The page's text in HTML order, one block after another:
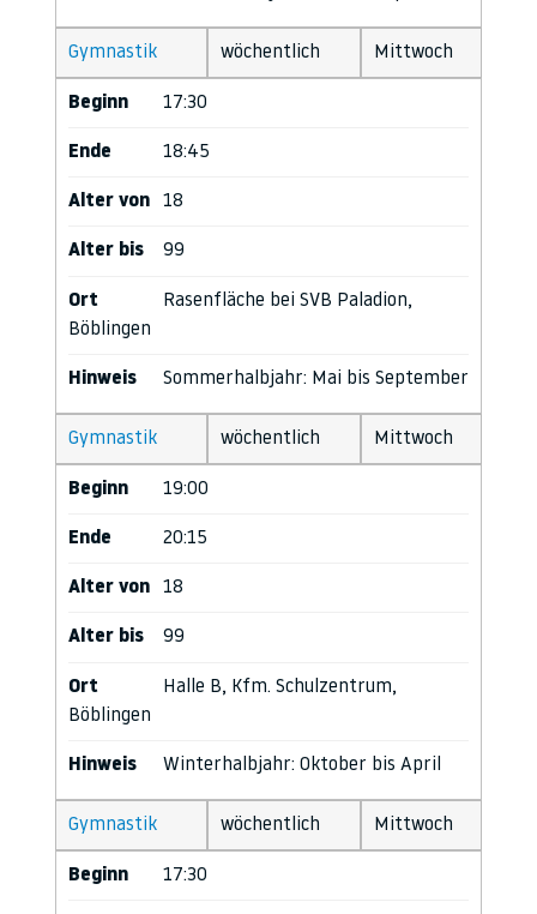
Gymnastik wöchentlich Mittwoch
Beginn 17:30
Ende 18:45
Alter von 18
Alter bis 99
Ort
Rasenfläche bei SVB Paladion,
Böblingen
Hinweis Sommerhalbjahr: Mai bis September
Gymnastik wöchentlich Mittwoch
Beginn 19:00
Ende 20:15
Alter von 18
Alter bis 99
Ort
Halle B, Kfm. Schulzentrum,
Böblingen
Hinweis Winterhalbjahr: Oktober bis April
Gymnastik wöchentlich Mittwoch
Beginn 17:30